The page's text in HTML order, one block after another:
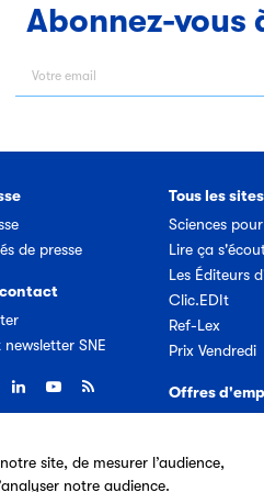
site, de mesurer l’audience,
notre audience.
Abonnez-vous
de presse
contact
SNE
Tous les
Sciences
Lire ça
Les Éditeurs
Clic.EDIt
Ref-Lex
Prix Vendredi
Offres